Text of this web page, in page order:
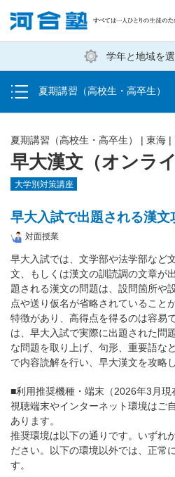
塾生の方
学年と地域を
夏期講習（高校生・高卒生）
受講料・お申し込み方法
受講開始までの流れ
校舎・教室一覧
早大漢文（オンライ
夏期講習（高校生・高卒生） | 東海 |
大学別対策講座
早大入試で出題される漢文
対面授業
早大入試では、文学部や法学部など
文、もしくは漢文の訓読調の文章が
題される漢文の問題は、設問箇所や
点や送り仮名が省略されていること
特徴があり、高得点を得るのは容易
は、早大入試で実際に出題された問
な問題を取り上げ、句形、重要語な
で内容読解を行い、早大漢文を攻略し
■利用推奨機種・端末（2026年3月現
視聴端末やインターネット環境はご
あります。
推奨環境は以下の通りです。いずれ
ださい。以下の環境以外では、正常
す。